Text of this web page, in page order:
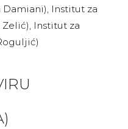
Damiani), Institut za
Institut za